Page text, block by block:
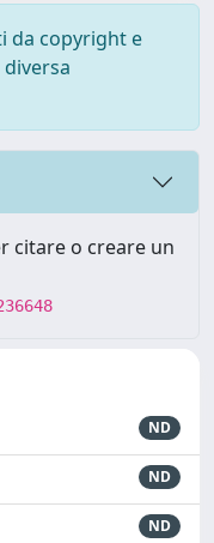
da copyright e
citare o creare un
ND
ND
ND